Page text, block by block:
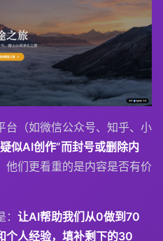
台（如微信公众号、知乎、小
似AI创作”而封号或删除内
他们更看重的是内容是否有价
让AI帮助我们从0做到70
个人经验，填补剩下的30